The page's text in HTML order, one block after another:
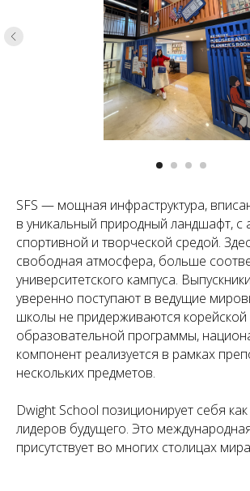
SFS — мощная инфраструктура,
в уникальный природный ландшафт, с
спортивной и творческой средой.
свободная атмосфера, больше
университетского кампуса.
уверенно поступают в ведущие
школы не придерживаются корейской
образовательной программы,
компонент реализуется в рамках
нескольких предметов.
Dwight School позиционирует себя как
лидеров будущего. Это
присутствует во многих столицах